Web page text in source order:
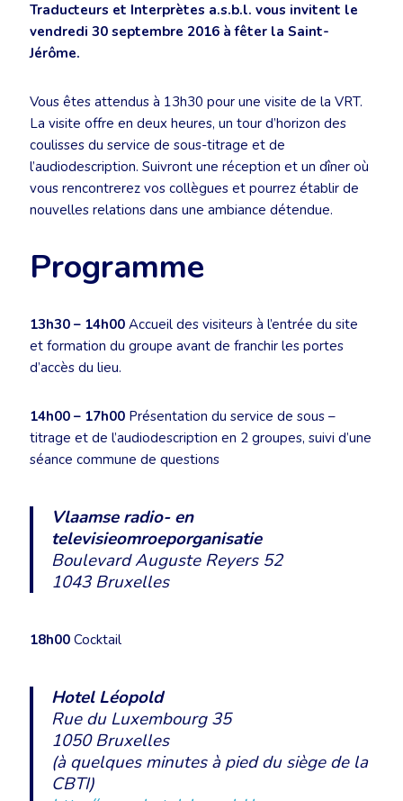
Traducteurs et Interprètes a.s.b.l. vous invitent le
vendredi 30 septembre 2016 à fêter la Saint-
Jérôme.
Vous êtes attendus à 13h30 pour une visite de la VRT.
La visite offre en deux heures, un tour d’horizon des
coulisses du service de sous-titrage et de
l’audiodescription. Suivront une réception et un dîner où
vous rencontrerez vos collègues et pourrez établir de
nouvelles relations dans une ambiance détendue.
Programme
13h30 – 14h00 Accueil des visiteurs à l’entrée du site
et formation du groupe avant de franchir les portes
d’accès du lieu.
14h00 – 17h00 Présentation du service de sous –
titrage et de l’audiodescription en 2 groupes, suivi d’une
séance commune de questions
Vlaamse radio- en
televisieomroeporganisatie
Boulevard Auguste Reyers 52
1043 Bruxelles
18h00 Cocktail
Hotel Léopold
Rue du Luxembourg 35
1050 Bruxelles
(à quelques minutes à pied du siège de la
CBTI)